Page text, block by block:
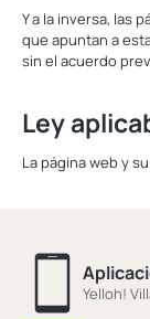
Y a la inversa, las
que apuntan a
sin el acuerdo
Ley
La página web y
Yelloh!